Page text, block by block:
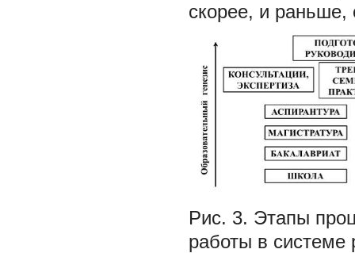
скорее, и раньше,
Рис. 3. Этапы
работы в системе